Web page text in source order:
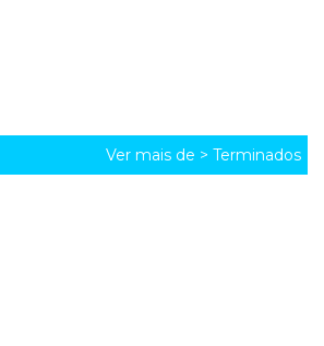
Ver mais de > Terminados